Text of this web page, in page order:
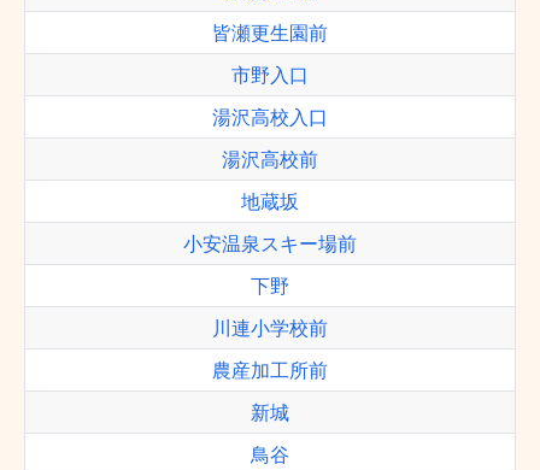
皆瀬更生園前
市野入口
湯沢高校入口
湯沢高校前
地蔵坂
小安温泉スキー場前
下野
川連小学校前
農産加工所前
新城
鳥谷